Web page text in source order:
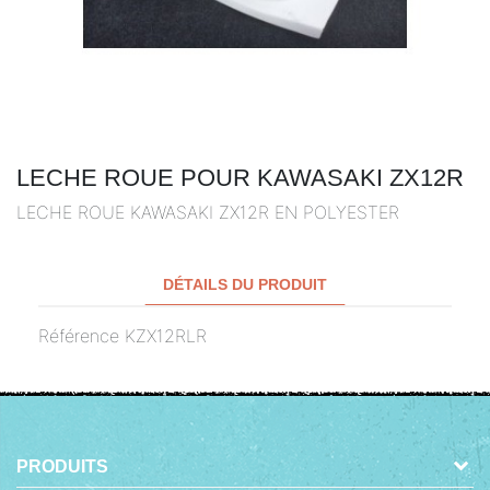
LECHE ROUE POUR KAWASAKI ZX12R
LECHE ROUE KAWASAKI ZX12R EN POLYESTER
DÉTAILS DU PRODUIT
Référence KZX12RLR
PRODUITS